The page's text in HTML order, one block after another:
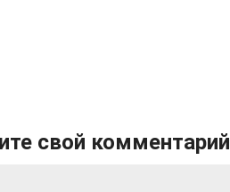
свой комментарий